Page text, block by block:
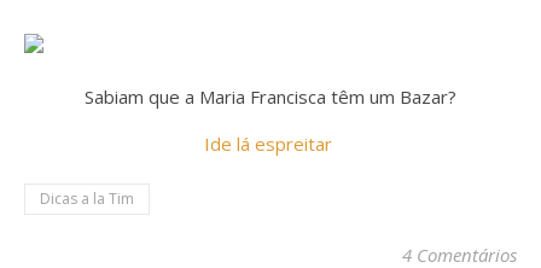
Sabiam que a Maria Francisca têm um Bazar?
Ide lá espreitar
Dicas a la Tim
4 Comentários